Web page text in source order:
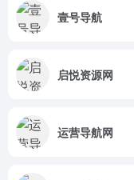
壹号导航
启悦资源网
运营导航网